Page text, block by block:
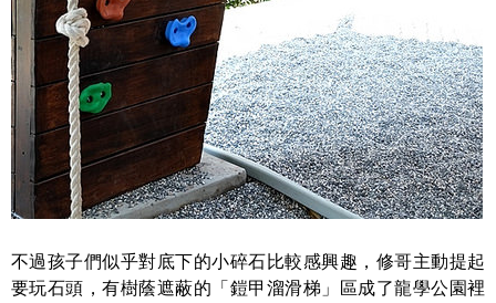
不過孩子們似乎對底下的小碎石比較感興趣，修哥主動提起
要玩石頭，有樹蔭遮蔽的「鎧甲溜滑梯」區成了龍學公園裡